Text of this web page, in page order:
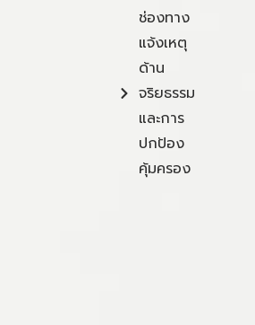
ช่องทาง
แจ้งเหตุ
ด้าน
จริยธรรม
และการ
ปกป้อง
คุ้มครอง